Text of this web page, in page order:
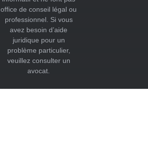
office de conseil légal ou
professionnel. Si vous
avez besoin d’aide
juridique pour un
problème particulier,
veuillez consulter un
avocat.